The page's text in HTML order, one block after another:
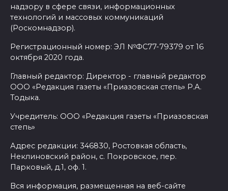
надзору в сфере связи, информационных
технологий и массовых коммуникаций
(Роскомнадзор).
Регистрационный номер: ЭЛ №ФС77-79379 от 16
октября 2020 года.
Главный редактор: Директор - главный редактор
ООО «Редакция газеты «Приазовская степь» Р.А.
Тодыка.
Учредитель: ООО «Редакция газеты «Приазовская
степь»
Адрес редакции: 346830, Ростовкая область,
Неклиновский район, с. Покровское, пер.
Парковый, д.1, оф. 1.
Вся информация, размещенная на веб-сайте